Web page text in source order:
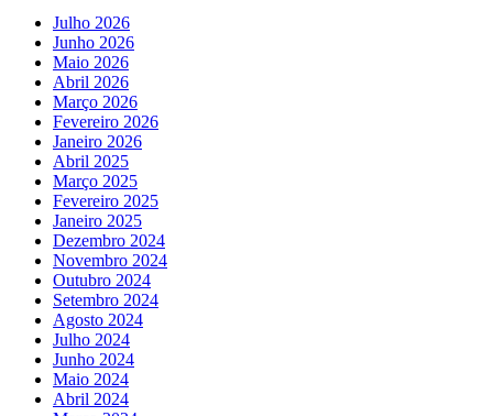
Julho 2026
Junho 2026
Maio 2026
Abril 2026
Março 2026
Fevereiro 2026
Janeiro 2026
Abril 2025
Março 2025
Fevereiro 2025
Janeiro 2025
Dezembro 2024
Novembro 2024
Outubro 2024
Setembro 2024
Agosto 2024
Julho 2024
Junho 2024
Maio 2024
Abril 2024